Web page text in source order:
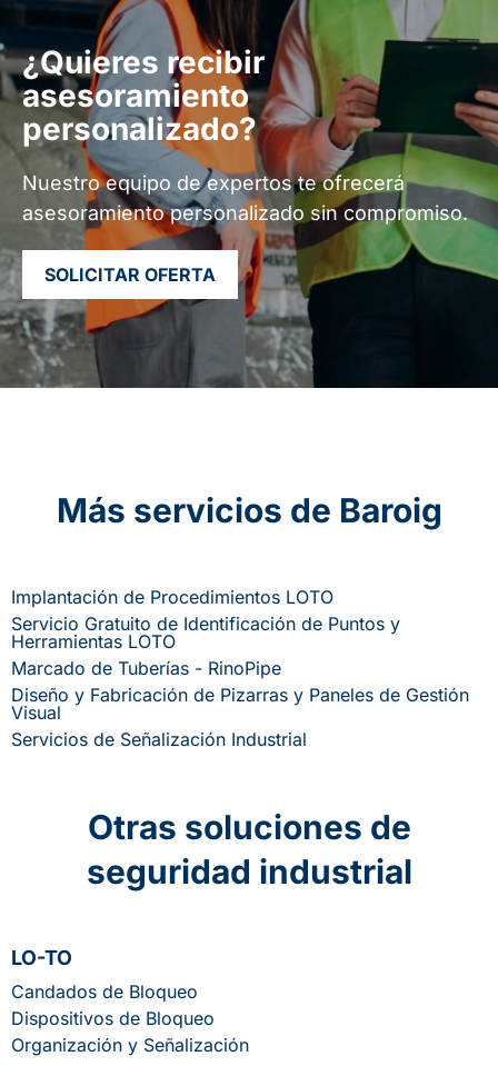
¿Quieres recibir
asesoramiento
personalizado?
Nuestro equipo de expertos te ofrecerá
asesoramiento personalizado sin compromiso.
SOLICITAR OFERTA
Más servicios de Baroig
Implantación de Procedimientos LOTO
Servicio Gratuito de Identificación de Puntos y
Herramientas LOTO
Marcado de Tuberías - RinoPipe
Diseño y Fabricación de Pizarras y Paneles de Gestión
Visual
Servicios de Señalización Industrial
Otras soluciones de
seguridad industrial
LO-TO
Candados de Bloqueo
Dispositivos de Bloqueo
Organización y Señalización